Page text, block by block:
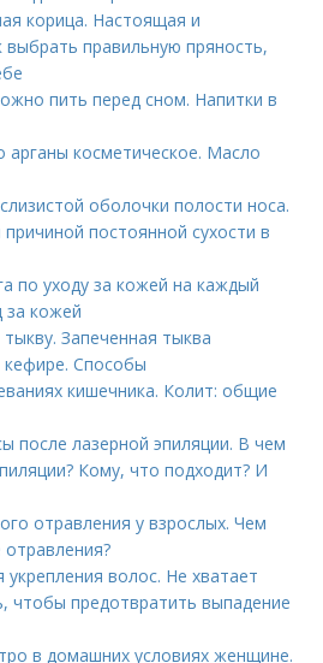
корица. Настоящая и
правильную пряность,
пить перед сном. Напитки в
арганы косметическое. Масло
оболочки полости носа.
постоянной сухости в
по уходу за кожей на каждый
за кожей
Запеченная тыква
кефире. Способы
кишечника. Колит: общие
после лазерной эпиляции. В чем
Кому, что подходит? И
отравления у взрослых. Чем
укрепления волос. Не хватает
чтобы предотвратить выпадение
в домашних условиях женщине.